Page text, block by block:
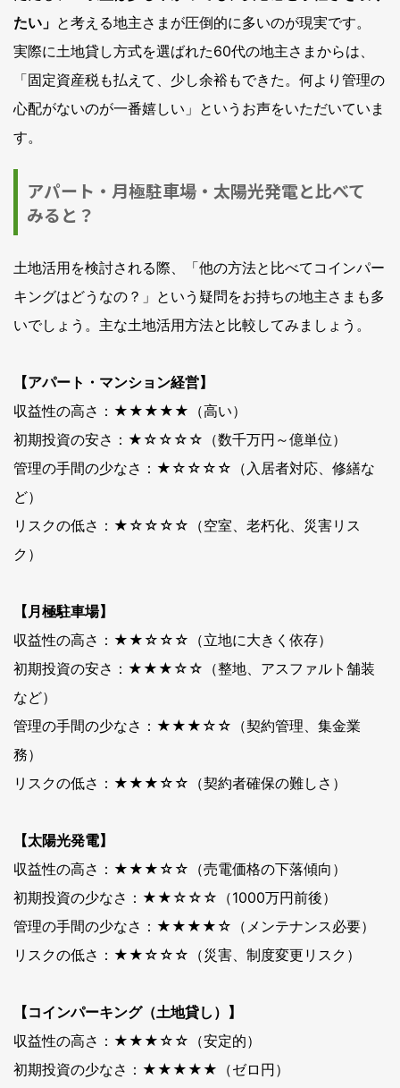
たい」 と考える地主さまが圧倒的に多いのが現実です。
実際に土地貸し方式を選ばれた60代の地主さまからは、
「固定資産税も払えて、少し余裕もできた。何より管理の
心配がないのが一番嬉しい」というお声をいただいていま
す。
アパート・月極駐車場・太陽光発電と比べて
みると？
土地活用を検討される際、「他の方法と比べてコインパー
キングはどうなの？」という疑問をお持ちの地主さまも多
いでしょう。主な土地活用方法と比較してみましょう。
【アパート・マンション経営】
収益性の高さ：★★★★★（高い）
初期投資の安さ：★☆☆☆☆（数千万円～億単位）
管理の手間の少なさ：★☆☆☆☆（入居者対応、修繕な
ど）
リスクの低さ：★☆☆☆☆（空室、老朽化、災害リス
ク）
【月極駐車場】
収益性の高さ：★★☆☆☆（立地に大きく依存）
初期投資の安さ：★★★☆☆（整地、アスファルト舗装
など）
管理の手間の少なさ：★★★☆☆（契約管理、集金業
務）
リスクの低さ：★★★☆☆（契約者確保の難しさ）
【太陽光発電】
収益性の高さ：★★★☆☆（売電価格の下落傾向）
初期投資の少なさ：★★☆☆☆（1000万円前後）
管理の手間の少なさ：★★★★☆（メンテナンス必要）
リスクの低さ：★★☆☆☆（災害、制度変更リスク）
【コインパーキング（土地貸し）】
収益性の高さ：★★★☆☆（安定的）
初期投資の少なさ：★★★★★（ゼロ円）